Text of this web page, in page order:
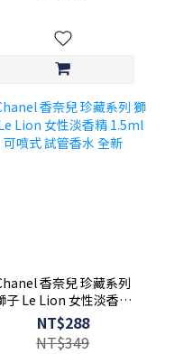
香奈兒 珍藏系列
子 Le Lion 女性淡香精
1.5ml 可噴式 試管香水 全
新
NT$288
NT$349